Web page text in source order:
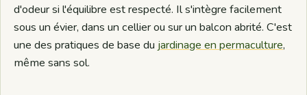
d'odeur si l'équilibre est respecté. Il s'intègre facilement
sous un évier, dans un cellier ou sur un balcon abrité. C'est
une des pratiques de base du jardinage en permaculture,
même sans sol.